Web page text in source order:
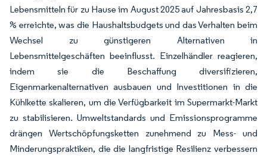
Lebensmitteln für zu Hause im August 2025 auf Jahresbasis 2,7
% erreichte, was die Haushaltsbudgets und das Verhalten beim
Wechsel zu günstigeren Alternativen in
Lebensmittelgeschäften beeinflusst. Einzelhändler reagieren,
indem sie die Beschaffung diversifizieren,
Eigenmarkenalternativen ausbauen und Investitionen in die
Kühlkette skalieren, um die Verfügbarkeit im Supermarkt-Markt
zu stabilisieren. Umweltstandards und Emissionsprogramme
drängen Wertschöpfungsketten zunehmend zu Mess- und
Minderungspraktiken, die die langfristige Resilienz verbessern